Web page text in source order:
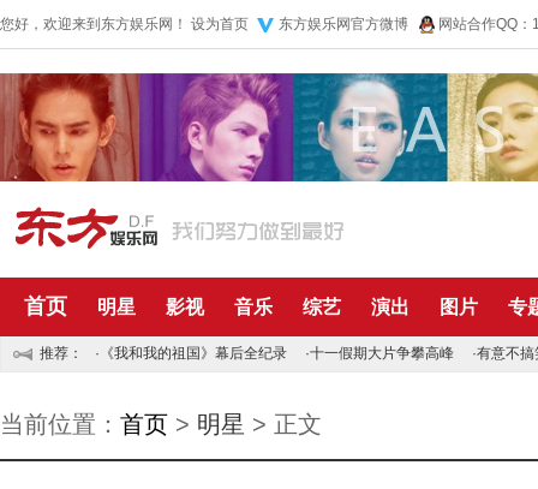
您好，欢迎来到东方娱乐网！ 设为首页 东方娱乐网官方微博 网站合作QQ
首页 明星 影视 音乐 综艺 演出 图片 专
推荐： · 《我和我的祖国》幕后全纪录 ·十一假期大片争攀高峰 ·有意不搞
当前位置： 首页 > 明星 > 正文